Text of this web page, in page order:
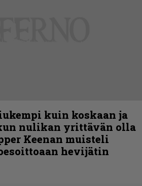
kuin koskaan ja
nulikan yrittävän olla
Keenan muisteli
hevijätin